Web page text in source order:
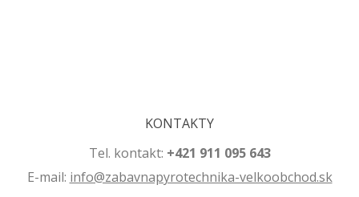
KONTAKTY
Tel. kontakt: +421 911 095 643
E-mail: info@zabavnapyrotechnika-velkoobchod.sk